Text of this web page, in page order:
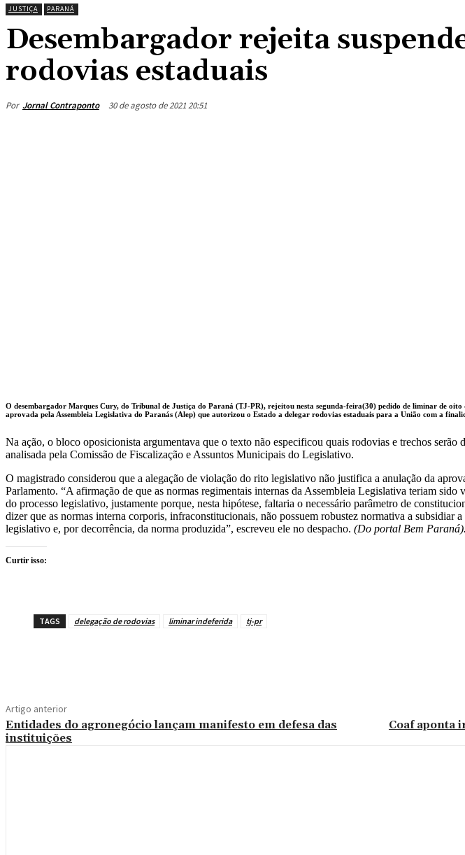
JUSTIÇA PARANÁ
Desembargador rejeita
rodovias estaduais
Por Jornal Contraponto 30 de agosto de 2021 20:51
O desembargador Marques Cury, do Tribunal de Justiça do Paraná (TJ-PR), rejeitou nesta segunda-feira(30) pedido de liminar de
aprovada pela Assembleia Legislativa do Paranás (Alep) que autorizou o Estado a delegar rodovias estaduais para a União com a
Na ação, o bloco oposicionista argumentava que o texto não especificou quais rodovias e trechos
analisada pela Comissão de Fiscalização e Assuntos Municipais do Legislativo.
O magistrado considerou que a alegação de violação do rito legislativo não justifica a anulação da
Parlamento. “A afirmação de que as normas regimentais internas da Assembleia Legislativa teriam
do processo legislativo, justamente porque, nesta hipótese, faltaria o necessário parâmetro de
dizer que as normas interna corporis, infraconstitucionais, não possuem robustez normativa a subsidiar
legislativo e, por decorrência, da norma produzida”, escreveu ele no despacho. (Do portal Bem Paraná).
Curtir isso:
TAGS delegação de rodovias liminar indeferida tj-pr
Artigo anterior
Entidades do agronegócio lançam manifesto em defesa das
instituições
Coaf aponta